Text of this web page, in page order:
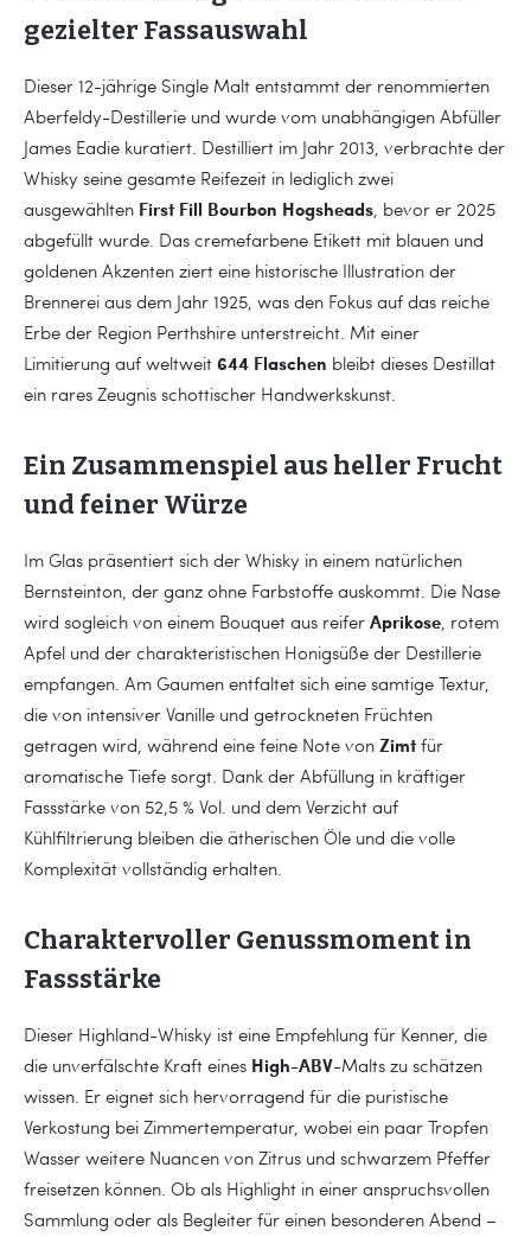
gezielter Fassauswahl
Dieser 12-jährige Single Malt entstammt der renommierten
Aberfeldy-Destillerie und wurde vom unabhängigen Abfüller
James Eadie kuratiert. Destilliert im Jahr 2013, verbrachte der
Whisky seine gesamte Reifezeit in lediglich zwei
ausgewählten First Fill Bourbon Hogsheads, bevor er 2025
abgefüllt wurde. Das cremefarbene Etikett mit blauen und
goldenen Akzenten ziert eine historische Illustration der
Brennerei aus dem Jahr 1925, was den Fokus auf das reiche
Erbe der Region Perthshire unterstreicht. Mit einer
Limitierung auf weltweit 644 Flaschen bleibt dieses Destillat
ein rares Zeugnis schottischer Handwerkskunst.
Ein Zusammenspiel aus heller Frucht
und feiner Würze
Im Glas präsentiert sich der Whisky in einem natürlichen
Bernsteinton, der ganz ohne Farbstoffe auskommt. Die Nase
wird sogleich von einem Bouquet aus reifer Aprikose, rotem
Apfel und der charakteristischen Honigsüße der Destillerie
empfangen. Am Gaumen entfaltet sich eine samtige Textur,
die von intensiver Vanille und getrockneten Früchten
getragen wird, während eine feine Note von Zimtfür
aromatische Tiefe sorgt. Dank der Abfüllung in kräftiger
Fassstärke von 52,5 % Vol. und dem Verzicht auf
Kühlfiltrierung bleiben die ätherischen Öle und die volle
Komplexität vollständig erhalten.
Charaktervoller Genussmoment in
Fassstärke
Dieser Highland-Whisky ist eine Empfehlung für Kenner, die
die unverfälschte Kraft eines High-ABV-Malts zu schätzen
wissen. Er eignet sich hervorragend für die puristische
Verkostung bei Zimmertemperatur, wobei ein paar Tropfen
Wasser weitere Nuancen von Zitrus und schwarzem Pfeffer
freisetzen können. Ob als Highlight in einer anspruchsvollen
Sammlung oder als Begleiter für einen besonderen Abend –